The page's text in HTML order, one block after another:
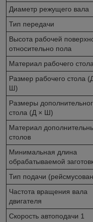
Диаметр режущего вала
Тип передачи
Высота рабочей
относительно пола
Материал рабочего стола
Размер рабочего стола
Ш)
Размеры
стола (Д × Ш)
Материал
столов
Минимальная длина
обрабатываемой
Тип подачи
Частота вращения вала
двигателя
Скорость автоподачи 1